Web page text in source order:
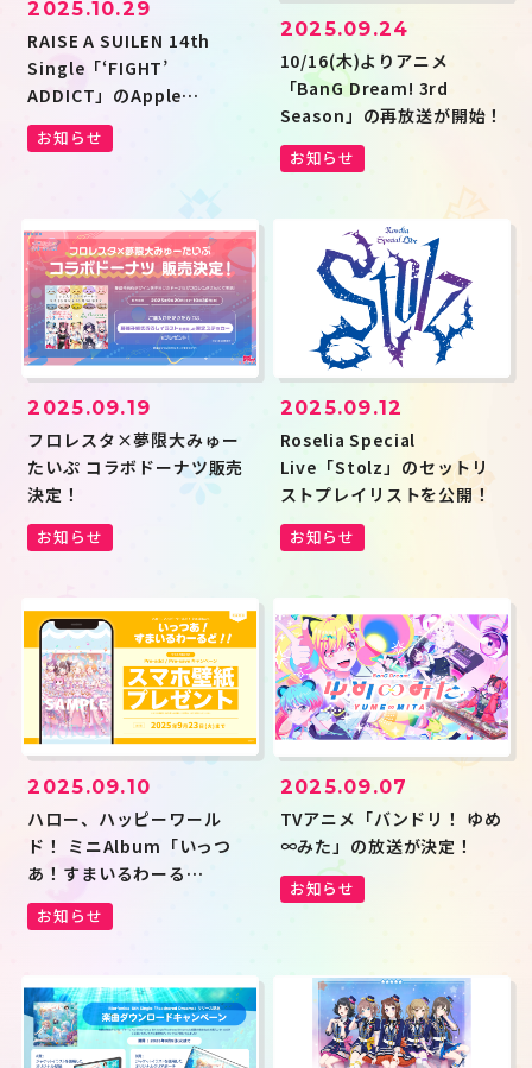
2025.10.29
お知らせ
RAISE A SUILEN 14th
Single「‘FIGHT’
ADDICT」のApple
Music・Spotify事前予約
（Pre-Add / Pre-Save）キ
2025.09.24
お知らせ
10/16(木)よりアニメ
「BanG Dream! 3rd
Season」の再放送が開始！
2025.09.19
お知らせ
フロレスタ×夢限大みゅー
たいぷ コラボドーナツ販売
決定！
2025.09.12
お知らせ
Roselia Special
Live「Stolz」のセットリ
ストプレイリストを公開！
2025.09.10
お知らせ
ハロー、ハッピーワール
ド！ ミニAlbum「いっつ
あ！すまいるわーる
ど！！」のApple Music・
Spotify事前予約（Pre-
ーン開催
2025.09.07
お知らせ
TVアニメ「バンドリ！ ゆめ
∞みた」の放送が決定！